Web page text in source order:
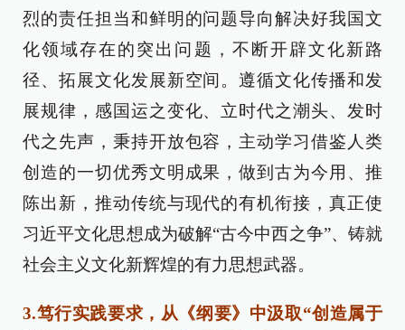
烈的责任担当和鲜明的问题导向解决好我国文
化领域存在的突出问题，不断开辟文化新路
径、拓展文化发展新空间。遵循文化传播和发
展规律，感国运之变化、立时代之潮头、发时
代之先声，秉持开放包容，主动学习借鉴人类
创造的一切优秀文明成果，做到古为今用、推
陈出新，推动传统与现代的有机衔接，真正使
习近平文化思想成为破解“古今中西之争”、铸就
社会主义文化新辉煌的有力思想武器。
3.笃行实践要求，从《纲要》中汲取“创造属于